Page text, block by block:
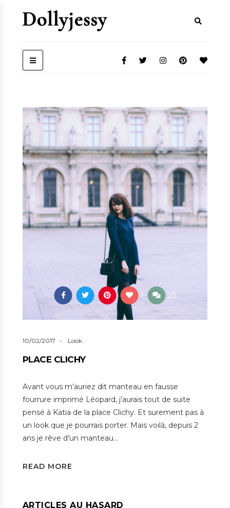
1 23
10/02/2017 Look
PLACE CLICHY
Avant vous m’auriez dit manteau en fausse
fourrure imprimé Léopard, j’aurais tout de suite
pensé à Katia de la place Clichy. Et surement pas à
un look que je pourrais porter. Mais voilà, depuis 2
ans je rêve d’un manteau…
READ MORE
ARTICLES AU HASARD